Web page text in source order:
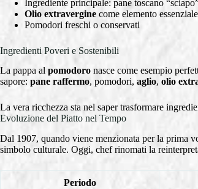
Ingrediente principale: pane toscano
Olio extravergine come elemento essenziale
Pomodori freschi o conservati
Ingredienti Poveri e Sostenibili
La pappa al pomodoro nasce come esempio
sapore: pane raffermo, pomodori, aglio, olio
La vera ricchezza sta nel saper trasformare
Evoluzione del Piatto nel Tempo
Dal 1907, quando viene menzionata per la prima
simbolo culturale. Oggi, chef rinomati la
Periodo